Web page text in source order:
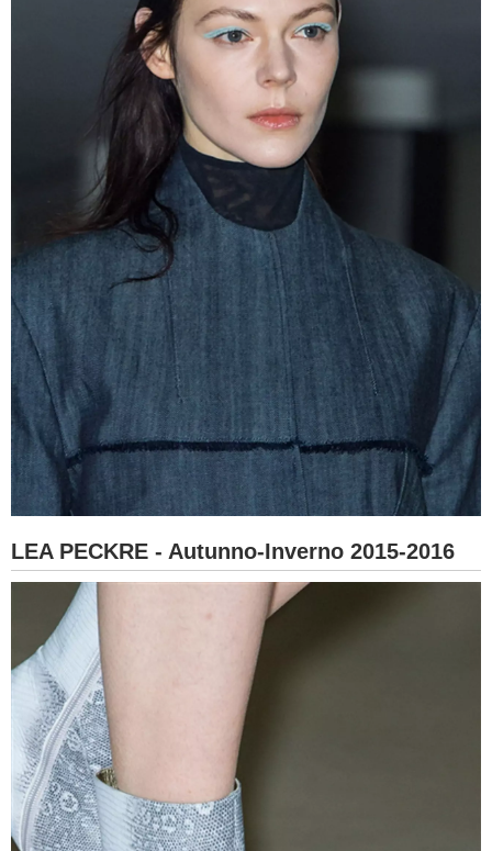
LEA PECKRE - Autunno-Inverno 2015-2016